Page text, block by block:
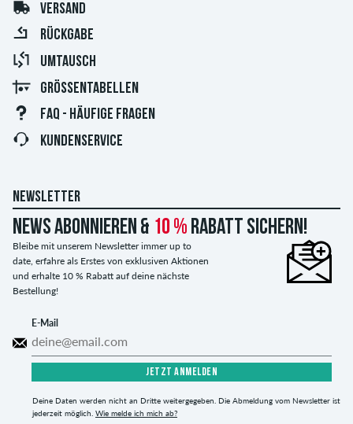
VERSAND
RÜCKGABE
UMTAUSCH
GRÖSSENTABELLEN
FAQ - HÄUFIGE FRAGEN
KUNDENSERVICE
NEWSLETTER
News abonnieren & 10 % Rabatt sichern!
Bleibe mit unserem Newsletter immer up to
date, erfahre als Erstes von exklusiven Aktionen
und erhalte 10 % Rabatt auf deine nächste
Bestellung!
E-Mail
JETZT ANMELDEN
Deine Daten werden nicht an Dritte weitergegeben. Die Abmeldung vom Newsletter ist
jederzeit möglich. Wie melde ich mich ab?